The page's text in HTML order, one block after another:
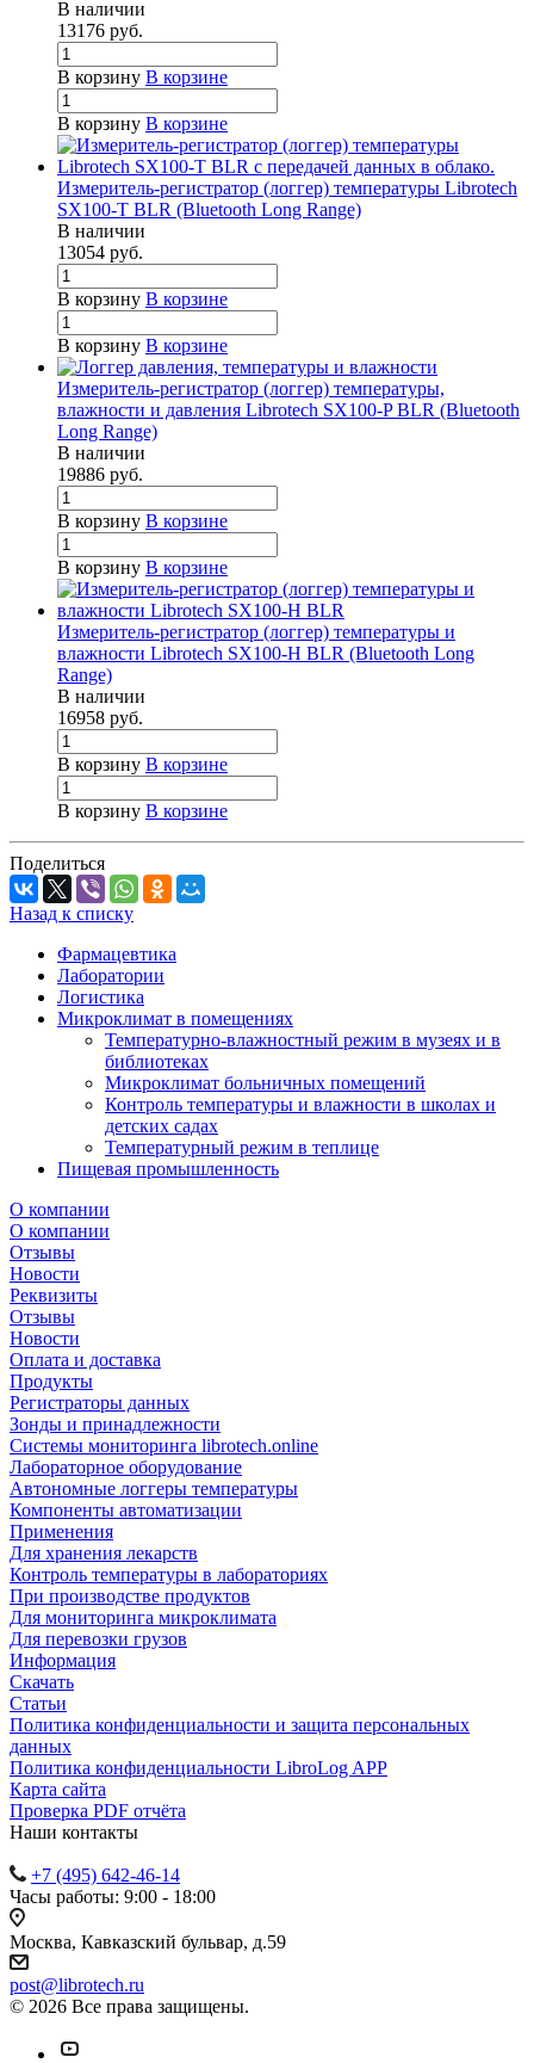
В наличии
13176 руб.
В корзину В корзине
В корзину В корзине
Измеритель-регистратор (логгер) температуры Librotech
SX100-T BLR (Bluetooth Long Range)
В наличии
13054 руб.
В корзину В корзине
В корзину В корзине
Измеритель-регистратор (логгер) температуры,
влажности и давления Librotech SX100-P BLR (Bluetooth
Long Range)
В наличии
19886 руб.
В корзину В корзине
В корзину В корзине
Измеритель-регистратор (логгер) температуры и
влажности Librotech SX100-H BLR (Bluetooth Long
Range)
В наличии
16958 руб.
В корзину В корзине
В корзину В корзине
Поделиться
Назад к списку
Фармацевтика
Лаборатории
Логистика
Микроклимат в помещениях
Температурно-влажностный режим в музеях и в
библиотеках
Микроклимат больничных помещений
Контроль температуры и влажности в школах и
детских садах
Температурный режим в теплице
Пищевая промышленность
О компании
О компании
Отзывы
Новости
Реквизиты
Отзывы
Новости
Оплата и доставка
Продукты
Регистраторы данных
Зонды и принадлежности
Системы мониторинга librotech.online
Лабораторное оборудование
Автономные логгеры температуры
Компоненты автоматизации
Применения
Для хранения лекарств
Контроль температуры в лабораториях
При производстве продуктов
Для мониторинга микроклимата
Для перевозки грузов
Информация
Скачать
Статьи
Политика конфиденциальности и защита персональных
данных
Политика конфиденциальности LibroLog APP
Карта сайта
Проверка PDF отчёта
Наши контакты
+7 (495) 642-46-14
Часы работы: 9:00 - 18:00
Москва, Кавказский бульвар, д.59
post@librotech.ru
© 2026 Все права защищены.